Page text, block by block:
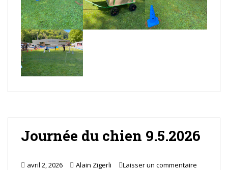
Journée du chien 9.5.2026
avril 2, 2026 Alain Zigerli Laisser un commentaire